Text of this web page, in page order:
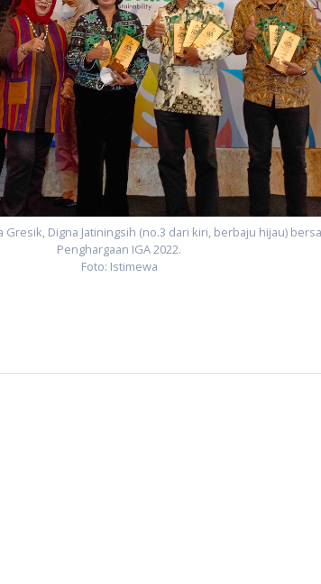
Digna Jatiningsih (no.3 dari kiri, berbaju hijau)
Penghargaan IGA 2022.
Foto: Istimewa